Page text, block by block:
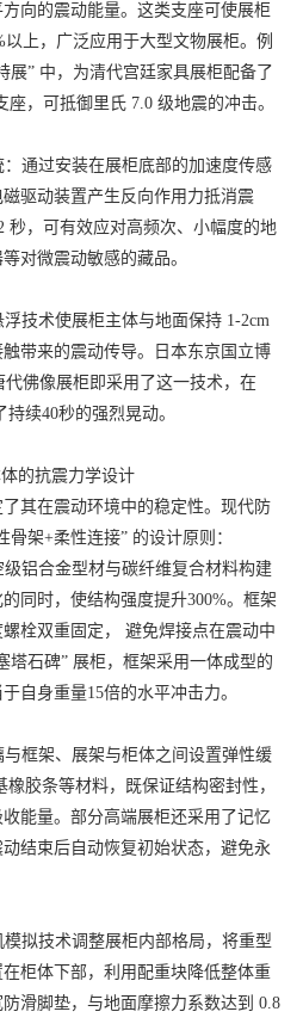
向的震动能量。这类支座可使展柜
上，广泛应用于大型文物展柜。例
展” 中，为清代宫廷家具展柜配备了
座，可抵御里氏 7.0 级地震的冲击。
通过安装在展柜底部的加速度传感
驱动装置产生反向作用力抵消震
秒，可有效应对高频次、小幅度的地
对微震动敏感的藏品。
技术使展柜主体与地面保持 1-2cm
带来的震动传导。日本东京国立博
代佛像展柜即采用了这一技术，在
续40秒的强烈晃动。
的抗震力学设计
其在震动环境中的稳定性。现代防
架+柔性连接” 的设计原则：
铝合金型材与碳纤维复合材料构建
同时，使结构强度提升300%。框架
栓双重固定， 避免焊接点在震动中
塔石碑” 展柜，框架采用一体成型的
自身重量15倍的水平冲击力。
框架、展架与柜体之间设置弹性缓
胶条等材料，既保证结构密封性，
能量。部分高端展柜还采用了记忆
结束后自动恢复初始状态，避免永
拟技术调整展柜内部格局，将重型
柜体下部，利用配重块降低整体重
滑脚垫，与地面摩擦力系数达到 0.8